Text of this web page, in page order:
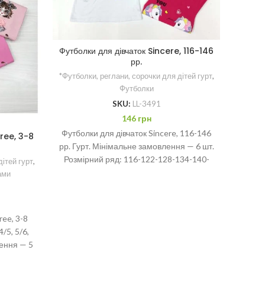
3-8
гурт,
3-8
5, 5/6,
— 5
Футболки для дівчаток Sincere, 116-146
рр.
*Футболки, реглани, сорочки для дітей гурт,
Футболки
SKU: LL-3491
146 грн
Футболки для дівчаток Sincere, 116-146
рр. Гурт. Мінімальне замовлення — 6 шт.
Розмірний ряд: 116-122-128-134-140-